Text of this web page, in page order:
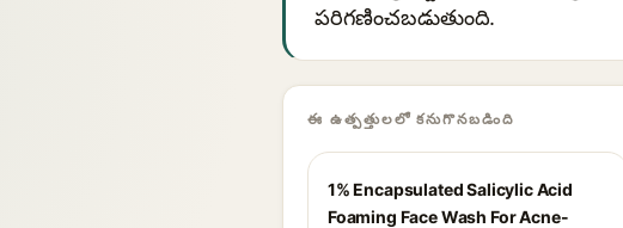
పరిగణించబడుతుంది.
ఈ ఉత్పత్తులలో కనుగొనబడింది
1% Encapsulated Salicylic Acid
Foaming Face Wash For Acne-